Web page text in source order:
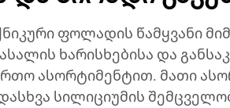
ფოლადის წამყვანი
ხარისხებისა და
ასორტიმენტით. მათი
სილიციუმის